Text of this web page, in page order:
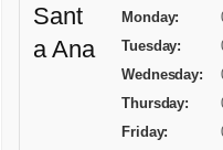
Sant
a Ana
Monday:
Tuesday:
Wednesday:
Thursday:
Friday: